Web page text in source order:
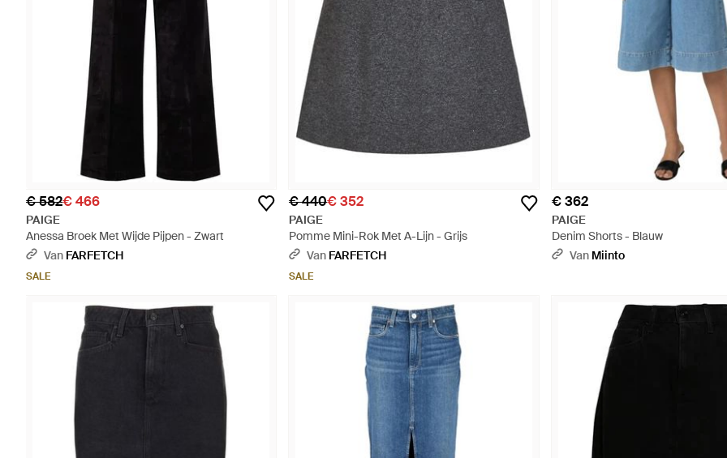
€ 582€ 466
PAIGE
Anessa Broek Met Wijde Pijpen - Zwart
Van FARFETCH
SALE
€ 440€ 352
PAIGE
Pomme Mini-Rok Met A-Lijn - Grijs
Van FARFETCH
SALE
€ 362
PAIGE
Denim Shorts - Blauw
Van Miinto